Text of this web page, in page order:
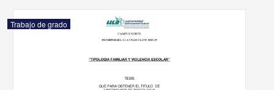
Trabajo de grado